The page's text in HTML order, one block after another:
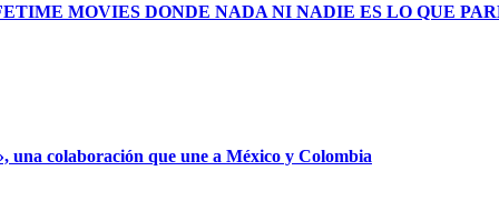
MOVIES DONDE NADA NI NADIE ES LO QUE
una colaboración que une a México y Colombia